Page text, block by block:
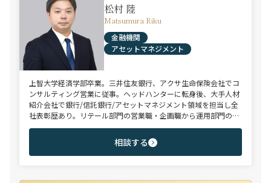
松村 陸
Matsumura Riku
金融機関
アセットマネジメント
上智大学経済学部卒業。三井住友銀行、アクサ生命保険会社でコ
ンサルティング営業に従事。ヘッドハンターに転身後、大手人材
紹介会社で銀行/信託銀行/アセットマネジメント領域を担当し全
社表彰歴あり。リテール部門の営業職・企画職から運用部門の専
門職まで豊富な転職支援実績。日系/外資系、経験者/未経験者を
問わず幅広いポジションでご支援可能。
相談する